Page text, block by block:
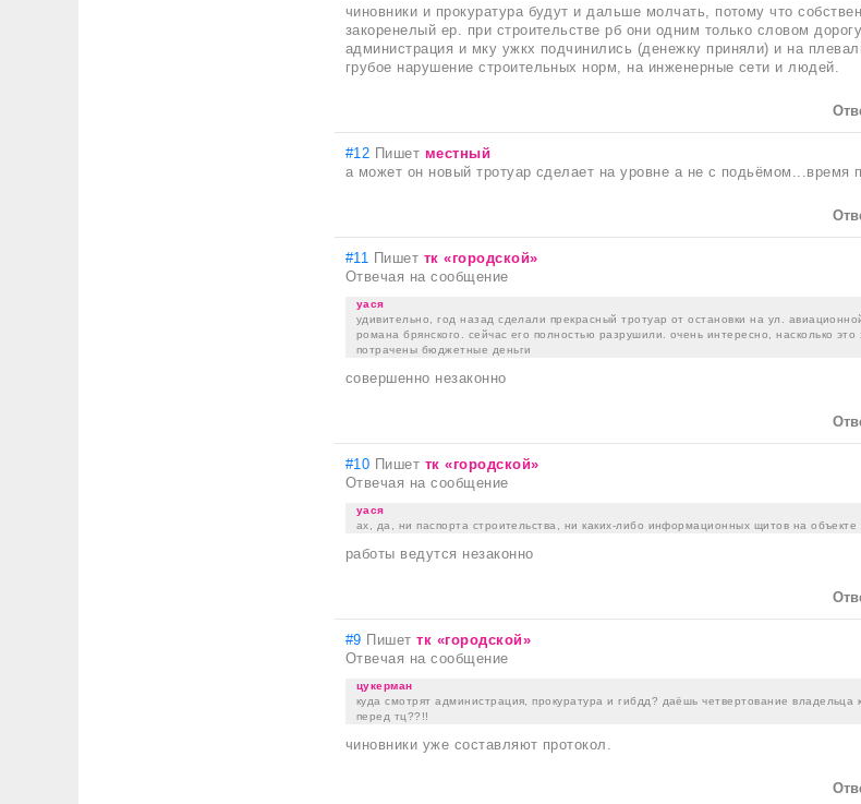
чиновники и прокуратура будут и дальше молчать, потому что
закоренелый ер. при строительстве рб они одним только словом
администрация и мку ужкх подчинились (денежку приняли) и на
грубое нарушение строительных норм, на инженерные сети и людей.
#12 Пишет местный
а может он новый тротуар сделает на уровне а не с подьёмом...время
#11 Пишет тк «городской»
Отвечая на сообщение
уася
удивительно, год назад сделали прекрасный тротуар от остановки на ул.
романа брянского. сейчас его полностью разрушили. очень интересно, насколько это
потрачены бюджетные деньги
совершенно незаконно
#10 Пишет тк «городской»
Отвечая на сообщение
уася
ах, да, ни паспорта строительства, ни каких-либо информационных щитов на объекте
работы ведутся незаконно
#9 Пишеттк «городской»
Отвечая на сообщение
цукерман
куда смотрят администрация, прокуратура и гибдд? даёшь четвертование владельца
перед тц??!!
чиновники уже составляют протокол.